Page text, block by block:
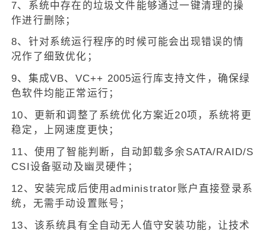
7、系统中存在的垃圾文件能够通过一键清理的操
作进行删除；
8、针对系统运行程序的时候可能会出现错误的情
况作了细致优化；
9、集成VB、VC++ 2005运行库支持文件，确保绿
色软件均能正常运行；
10、更新和调整了系统优化方案近20项，系统将更
稳定，上网速度更快；
11、使用了智能判断，自动卸载多余SATA/RAID/S
CSI设备驱动及幽灵硬件；
12、安装完成后使用administrator账户直接登录系
统，无需手动设置账号；
13、该系统具有全自动无人值守安装功能，让技术